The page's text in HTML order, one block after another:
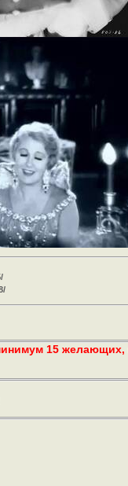
15 желающих,